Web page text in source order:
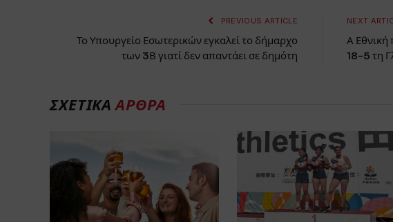
PREVIOUS ARTICLE
Το Υπουργείο Εσωτερικών εγκαλεί το δήμαρχο
των 3Β γιατί δεν απαντάει σε δημότη
NEXT
Α Εθνική
18-5 τη
ΣΧΕΤΙΚΑΑΡΘΡΑ